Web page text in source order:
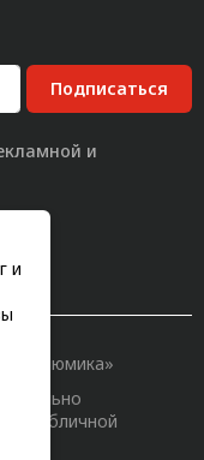
и
Подписаться
и
«Алюмика»
публичной